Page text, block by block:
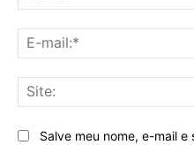
Salve meu nome, e-mail